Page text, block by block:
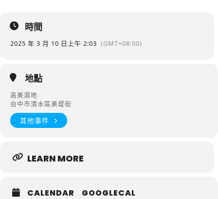
時間
2025 年 3 月 10 日 上午 2:03 (GMT+08:00)
地點
高美濕地
台中市清水區美堤街
其他事件
LEARN MORE
CALENDAR GOOGLECAL